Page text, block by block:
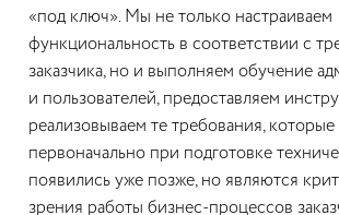
«под ключ». Мы не только настраиваем
функциональность в соответствии с
заказчика, но и выполняем обучение
и пользователей, предоставляем
реализовываем те требования,
первоначально при подготовке
появились уже позже, но являются
зрения работы бизнес-процессов